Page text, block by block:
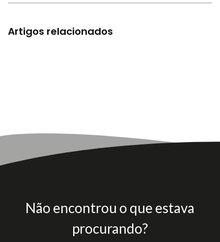
Artigos relacionados
Não encontrou o que estava
procurando?